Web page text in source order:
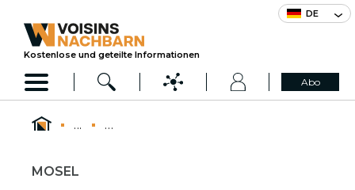
DE
Kostenlose und geteilte Informationen
Abo
... ...
MOSEL